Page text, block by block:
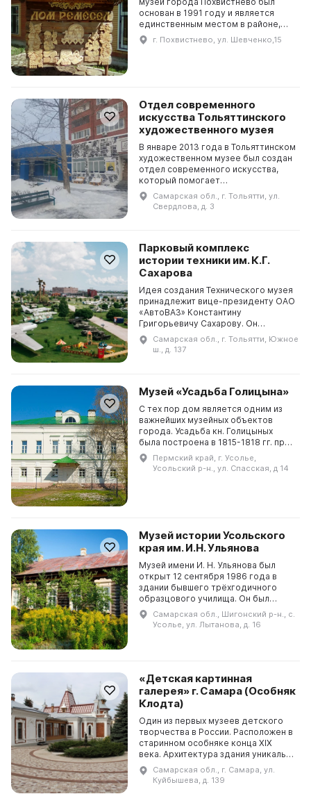
основан в 1991 году и является
единственным местом в районе,
где можно познакомиться с
историей местности. В музее
г. Похвистнево, ул. Шевченко,15
Отдел современного
искусства Тольяттинского
художественного музея
В январе 2013 года в Тольяттинском
художественном музее был создан
отдел современного искусства,
который помогает
популяризировать актуальное
искусство и знакомить горожан с
его основными тенденциями....
Самарская обл., г. Тольятти, ул.
Свердлова, д. 3
Парковый комплекс
истории техники им. К.Г.
Сахарова
Идея создания Технического музея
принадлежит вице-президенту ОАО
«АвтоВАЗ» Константину
Григорьевичу Сахарову. Он
представлял музей не только как
коллекцию экспонатов техники и
технологий советской про...
Самарская обл., г. Тольятти, Южное
ш., д. 137
Музей «Усадьба Голицына»
С тех пор дом является одним из
важнейших музейных объектов
города. Усадьба кн. Голицыных
была построена в 1815-1818 гг. при
управлении Григория Костарева и
Михаила Чиркова. Проект здания
может прина...
Пермский край, г. Усолье,
Усольский р-н., ул. Спасская, д 14
Музей истории Усольского
края им. И.Н. Ульянова
Музей имени И. Н. Ульянова был
открыт 12 сентября 1986 года в
здании бывшего трёхгодичного
образцового училища. Он был
задуман как музей народного
образования, и в нём была собрана
большая коллекция п...
Самарская обл., Шигонский р-н., с.
Усолье, ул. Лытанова, д. 16
«Детская картинная
галерея» г. Самара (Особняк
Клодта)
Один из первых музеев детского
творчества в России. Расположен в
старинном особняке конца ХIХ
века. Архитектура здания уникальна
- второго такого в Самаре не найти!
Хозяин дома, купец Иван
Андреевич К...
Самарская обл., г. Самара, ул.
Куйбышева, д. 139